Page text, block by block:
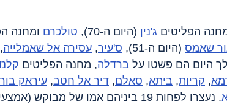
הפליטים ג'נין (היום ה-70), טולכרם ומחנה
שאמס (היום ה-51), ס'עיר, עסירה אל שאמלייה,
היום הם פשטו על ברדלה, מחנה הפליטים
, קריות, ביתא, סאלם, דיר אל חטב, עיראק
. נעצרו לפחות 19 ביניהם אמו של מבוקש